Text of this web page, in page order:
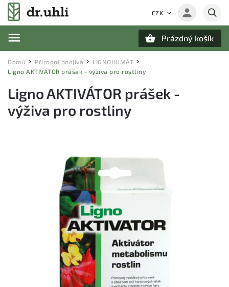
CZK
Prázdný košík
Domů / Přírodní hnojiva / LIGNOHUMÁT /
Ligno AKTIVÁTOR prášek - výživa pro rostliny
Ligno AKTIVÁTOR prášek -
výživa pro rostliny